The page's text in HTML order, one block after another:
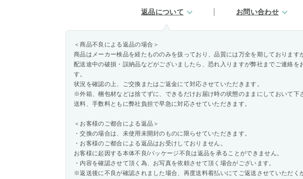
返品について お問い合わせ
＜商品不良による返品の場合＞
商品はメーカー検品を経たもののみを扱っており、品質には万全を期しております
配送途中の破損・誤納品などがございましたら、恐れ入りますが弊社までご連絡を
す。
状況を確認の上、ご交換またはご返金にて対応させていただきます。
※外箱、梱包材などは捨てずに、できるだけお届け時の状態のままにしておいて下
送料、手数料ともに弊社負担で早急に対応させていただきます。
＜お客様のご都合による返品＞
・交換の場合は、未使用未開封のものに限らせていただきます。
・お客様のご都合による返品はお受けしておりません。
お客様に起因する本体不良/パッケージ不良は返品を承ることができません。
・内容を確認させて頂く為、お写真を依頼させて頂く場合がございます。
※返送後に不良が確認されました場合、再度送料着払いにてご返送させていただく